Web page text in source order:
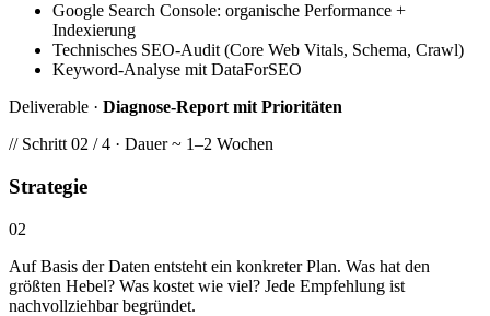
Google Search Console: organische Performance +
Indexierung
Technisches SEO-Audit (Core Web Vitals, Schema, Crawl)
Keyword-Analyse mit DataForSEO
Deliverable · Diagnose-Report mit Prioritäten
// Schritt 02 / 4 · Dauer ~ 1–2 Wochen
Strategie
02
Auf Basis der Daten entsteht ein konkreter Plan. Was hat den
größten Hebel? Was kostet wie viel? Jede Empfehlung ist
nachvollziehbar begründet.